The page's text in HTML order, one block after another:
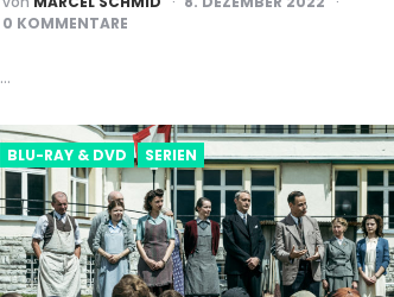
BY
0 KOMMENTARE
…
BLU-RAY & DVD SERIEN